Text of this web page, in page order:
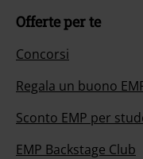
Offerte per te
Concorsi
Regala un buono
Sconto EMP per
EMP Backstage Club